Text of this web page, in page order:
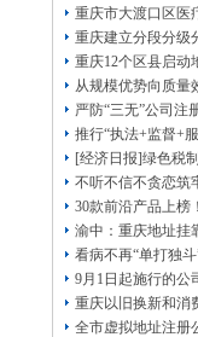
重庆市大渡口区医
重庆建立分段分级
重庆12个区县启动
从规模优势向质量
严防“三无”公司注
推行“执法+监督+
[经济日报]绿色税
不听不信不贪恋筑
30款前沿产品上榜
渝中：重庆地址挂
看病不再“单打独
9月1日起施行的
重庆以旧换新和消
全市虚拟地址注册